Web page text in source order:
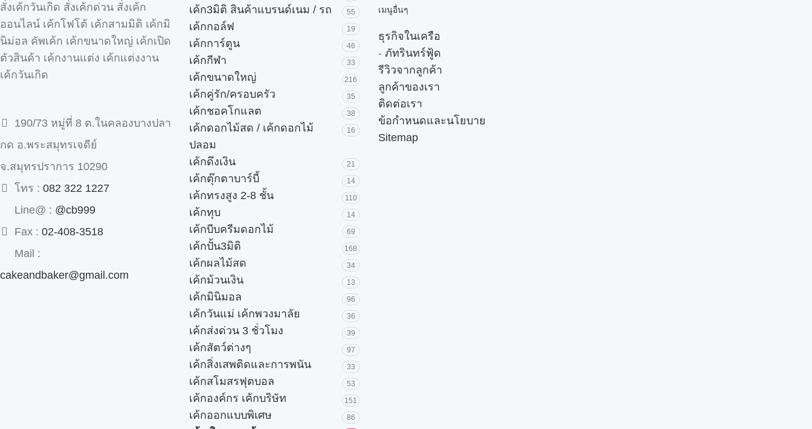
สั่งเค้กวันเกิด สั่งเค้กด่วน สั่งเค้ก
ออนไลน์ เค้กโฟโต้ เค้กสามมิติ เค้กมิ
นิม่อล คัพเค้ก เค้กขนาดใหญ่ เค้กเปิด
ตัวสินค้า เค้กงานแต่ง เค้กแต่งงาน
เค้กวันเกิด
190/73 หมู่ที่ 8 ต.ในคลองบางปลา
กด อ.พระสมุทรเจดีย์
จ.สมุทรปราการ 10290
โทร : 082 322 1227
Line@ : @cb999
Fax : 02-408-3518
Mail :
cakeandbaker@gmail.com
เค้ก3มิติ สินค้าแบรนด์เนม / รถ 55
เค้กกอล์ฟ 19
เค้กการ์ตูน 46
เค้กกีฬา 33
เค้กขนาดใหญ่ 216
เค้กคู่รัก/ครอบครัว 35
เค้กชอคโกแลต 38
เค้กดอกไม้สด / เค้กดอกไม้
ปลอม
16
เค้กดึงเงิน 21
เค้กตุ๊กตาบาร์บี้ 14
เค้กทรงสูง 2-8 ชั้น 110
เค้กทุบ 14
เค้กบีบครีมดอกไม้ 69
เค้กปั้น3มิติ 168
เค้กผลไม้สด 34
เค้กม้วนเงิน 13
เค้กมินิมอล 96
เค้กวันแม่ เค้กพวงมาลัย 36
เค้กส่งด่วน 3 ชั่วโมง 39
เค้กสัตว์ต่างๆ 97
เค้กสิ่งเสพติดและการพนัน 33
เค้กสโมสรฟุตบอล 53
เค้กองค์กร เค้กบริษัท 151
เค้กออกแบบพิเศษ 86
เมนูอื่นๆ
ธุรกิจในเครือ
- ภัทรินทร์ฟู้ด
รีวิวจากลูกค้า
ลูกค้าของเรา
ติดต่อเรา
ข้อกำหนดและนโยบาย
Sitemap